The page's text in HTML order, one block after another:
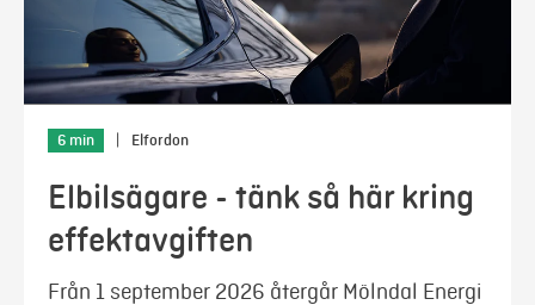
6 min Elfordon
Elbilsägare - tänk så här kring
effektavgiften
Från 1 september 2026 återgår Mölndal Energi